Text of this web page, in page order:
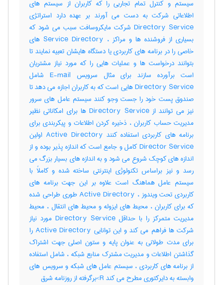
سیستم و کنترل تمام تجاربی را که کاربران از سیستم های
اطلاعاتی شرکت به دست می آورند بر عهده دارد استراتژی
Directory Service شرکت مایکروسافت سبب می شود که
بسیاری از فروشنده ها و مراکز ، Service Directory های
خاصی را در برنامه های کاربردی یا دستگاه هایشان تعبیه نمایند تا
بتوانند درخواست ها و عملیات هایی را که مورد نیاز مشتریان
است برآورده سازند برای مثال سرویس E-mail شامل
Directory Service هایی است که به کاربران اجازه می دهد تا
صندوق پست خود را جست وجو کنند سیستم عامل های سرور
نیز می توانند از Directory Service ها برای امکاناتی نظیر
مدیریت حساب کاربران ، ذخیره کردن اطلاعات و پیکربندی برای
برنامه های کاربردی استفاده کنند Active Directory اولین
Director Service کامل و جامع است که اندازه پذیر بوده و از
اندازه های کوچک شروع می شود و به اندازه های بسیار بزرگ می
رسد و نیز براساس تکنولوژی اینترنتی ساخته شده و کاملاً با
سیستم عامل هماهنگ است علاوه بر این جهت برنامه های
کاربردی تحت ویندوز ، Active Directory طوری طراحی شده
که برای کاربران ، محیط های ایزوله و محیط های انتقال ، محیط
مدیریت متمرکز را با حداقل Directory Service مورد نیاز
شرکت ها فراهم می کند و این توانایی Active Directory را
برای مدت طولانی به عنوان پایه و ستون اصلی جهت اشتراک
گذاشتن اطلاعات و مدیریت مشترک منابع شبکه ، شامل استفاده
از برنامه های کاربردی ، سیستم عامل های شبکه و سرویس های
وابسته به دایرکتوری مطرح می کند R>برگرفته از روزنامه شرق